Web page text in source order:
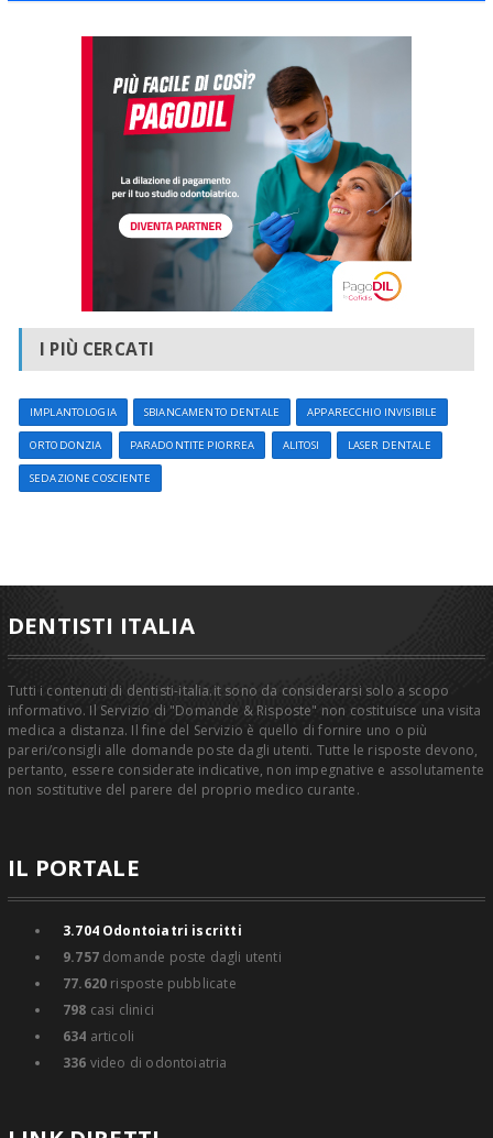
I PIÙ CERCATI
IMPLANTOLOGIA SBIANCAMENTO DENTALE APPARECCHIO INVISIBILE
ORTODONZIA PARADONTITE PIORREA ALITOSI LASER DENTALE
SEDAZIONE COSCIENTE
DENTISTI ITALIA
Tutti i contenuti di dentisti-italia.it sono da considerarsi solo a scopo
informativo. Il Servizio di "Domande & Risposte" non costituisce una visita
medica a distanza. Il fine del Servizio è quello di fornire uno o più
pareri/consigli alle domande poste dagli utenti. Tutte le risposte devono,
pertanto, essere considerate indicative, non impegnative e assolutamente
non sostitutive del parere del proprio medico curante.
IL PORTALE
3.704Odontoiatri iscritti
9.757domande poste dagli utenti
77.620 risposte pubblicate
798 casi clinici
634 articoli
336 video di odontoiatria